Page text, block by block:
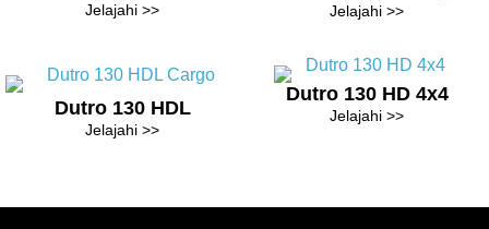
Jelajahi >> Jelajahi >>
Dutro 130 HDL
Jelajahi >>
Dutro 130 HD 4x4
Jelajahi >>